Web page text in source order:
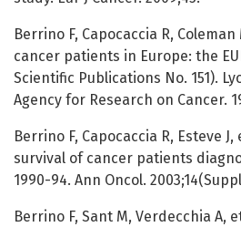
Berrino F, Capocaccia R,
cancer patients in Europe: the
Scientific Publications No. 151).
Agency for Research on Cancer.
Berrino F, Capocaccia R, Esteve J,
survival of cancer patients
1990-94. Ann Oncol.
Berrino F, Sant M, Verdecchia A,